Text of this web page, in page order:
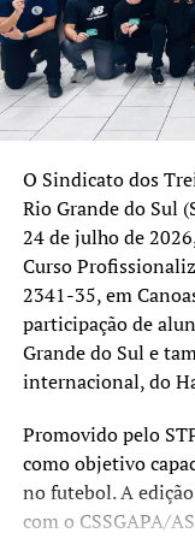
TÓPICOS
ESPORTE
PARQUE
REGIÃO
SKATEPARK
A SEGUIR UP
Jogos da Juventude
NÃO SE ESQUEÇA
FUTEBOL
feminino do
estudo
O Sindicato dos
Rio Grande do Sul
24 de julho de
Curso
2341-35, em
participação de
Grande do Sul e
internacional, do
Promovido pelo
como objetivo
no futebol. A
com o CSSGAPA/